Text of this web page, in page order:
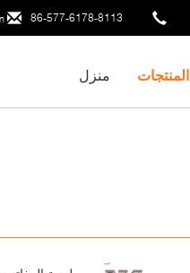
86-577-6178-8113
منزل المنتجات